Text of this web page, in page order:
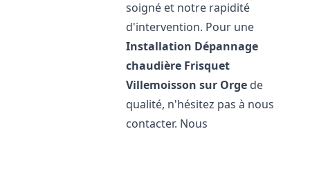
soigné et notre rapidité
d'intervention. Pour une
Installation Dépannage
chaudière Frisquet
Villemoisson sur Orge de
qualité, n'hésitez pas à nous
contacter. Nous